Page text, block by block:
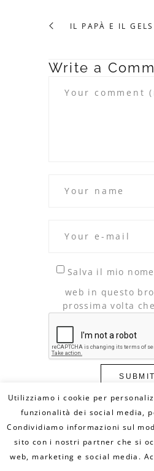
IL PAPÀ E IL
Write a
Salva il mio
web in questo
prossima volta
© Copyright 2020 DILLO
Rights
info@dilloconunfumetto.it-
PRIVACY POLICY
Utilizziamo i cookie per
funzionalità dei social media,
Condividiamo informazioni sul
sito con i nostri partner che si
web, marketing e social media.